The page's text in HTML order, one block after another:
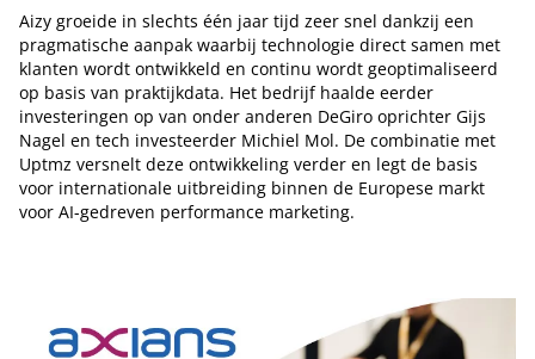
Aizy groeide in slechts één jaar tijd zeer snel dankzij een
pragmatische aanpak waarbij technologie direct samen met
klanten wordt ontwikkeld en continu wordt geoptimaliseerd
op basis van praktijkdata. Het bedrijf haalde eerder
investeringen op van onder anderen DeGiro oprichter Gijs
Nagel en tech investeerder Michiel Mol. De combinatie met
Uptmz versnelt deze ontwikkeling verder en legt de basis
voor internationale uitbreiding binnen de Europese markt
voor AI-gedreven performance marketing.